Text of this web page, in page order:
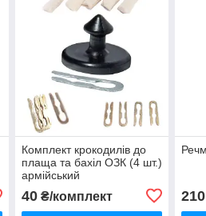
Комплект крокодилів до
плаща та бахіл ОЗК (4 шт.)
армійський
40₴/комплект 210